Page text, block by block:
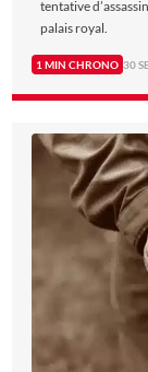
tentative
palais royal.
1 MIN CHRONO 30